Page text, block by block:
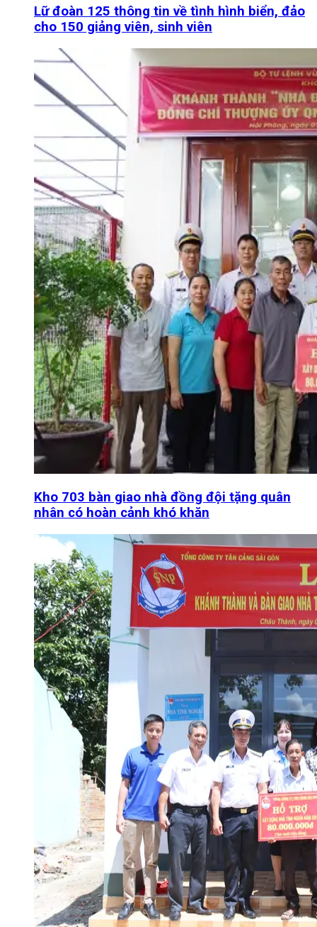
Lữ đoàn 125 thông tin về tình hình biển, đảo
cho 150 giảng viên, sinh viên
Kho 703 bàn giao nhà đồng đội tặng quân
nhân có hoàn cảnh khó khăn